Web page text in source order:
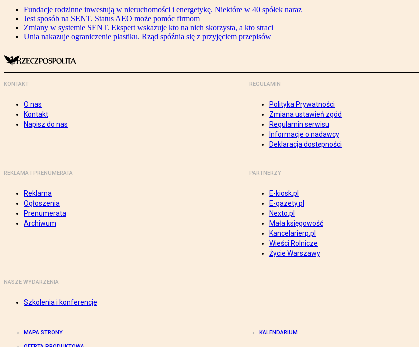
Fundacje rodzinne inwestują w nieruchomości i energetykę. Niektóre w 40 spółek naraz
Jest sposób na SENT. Status AEO może pomóc firmom
Zmiany w systemie SENT. Ekspert wskazuje kto na nich skorzysta, a kto straci
Unia nakazuje ograniczenie plastiku. Rząd spóźnia się z przyjęciem przepisów
KONTAKT
O nas
Kontakt
Napisz do nas
REGULAMIN
Polityka Prywatności
Zmiana ustawień zgód
Regulamin serwisu
Informacje o nadawcy
Deklaracja dostępności
REKLAMA I PRENUMERATA
Reklama
Ogłoszenia
Prenumerata
Archiwum
PARTNERZY
E-kiosk.pl
E-gazety.pl
Nexto.pl
Mała księgowość
Kancelarierp.pl
Wieści Rolnicze
Życie Warszawy
NASZE WYDARZENIA
Szkolenia i konferencje
MAPA STRONY KALENDARIUM